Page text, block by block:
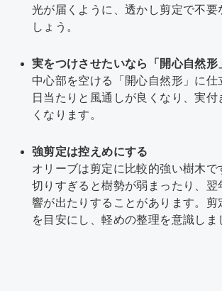
光が届くように、透かし剪定で不要
しょう。
実をつけさせたいなら「開心自然形
中心部を空ける「開心自然形」に仕
日当たりと風通しが良くなり、実付
くなります。
強剪定は控えめにする
オリーブは剪定に比較的強い樹木で
切りすぎると樹勢が弱まったり、翌
響が出たりすることがあります。剪
を目安にし、軽めの整理を意識しま